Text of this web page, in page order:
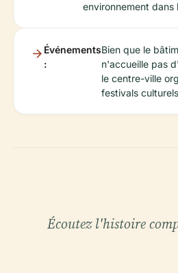
environnement dans
Événements
:
Bien que le
n'accueille pas
le centre-ville
festivals
Écoutez l'histoire